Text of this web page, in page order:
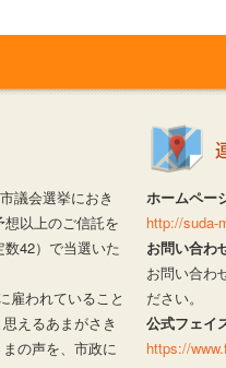
議会選挙におき
以上のご信託を
42）で当選いた
雇われていること
えるあまがさき
の声を、市政に
ホームペー
http://suda-
お問い合わ
お問い合わ
ださい。
公式フェイ
https://